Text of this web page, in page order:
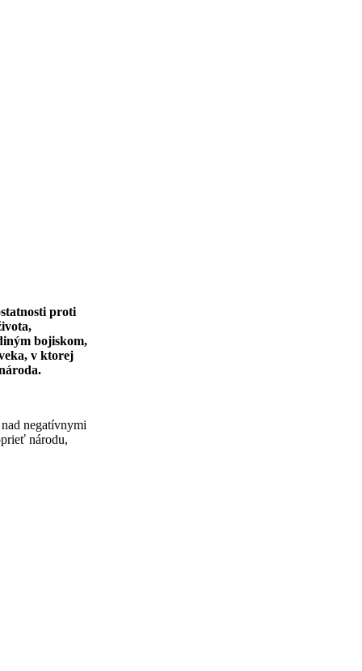
proti
bojiskom,
v ktorej
negatívnymi
národu,